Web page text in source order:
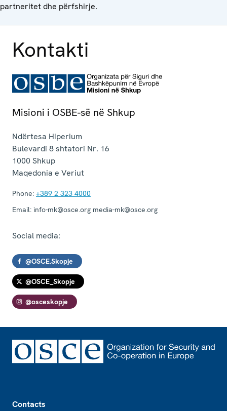
partneritet dhe përfshirje.
Kontakti
Misioni i OSBE-së në Shkup
Ndërtesa Hiperium
Bulevardi 8 shtatori Nr. 16
1000 Shkup
Maqedonia e Veriut
Phone: +389 2 323 4000
Email: info-mk@osce.org media-mk@osce.org
Social media:
@OSCE.Skopje
@OSCE_Skopje
@osceskopje
Contacts